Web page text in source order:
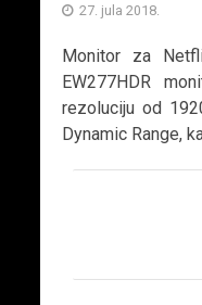
27. jula 2018.
Monitor za
EW277HDR
rezoluciju od
Dynamic Range,